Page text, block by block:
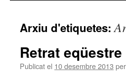
Arxiu d'etiquetes:
Retrat
Publicat el 10 desembre 2013 per